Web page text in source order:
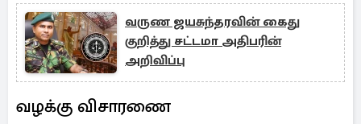
வருண ஜயசுந்தரவின் கைது
குறித்து சட்டமா அதிபரின்
அறிவிப்பு
வழக்கு விசாரணை